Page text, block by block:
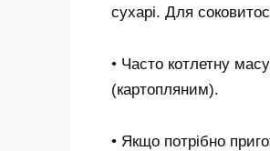
сухарі. Для
• Часто котлетну
(картопляним).
• Якщо потрібно